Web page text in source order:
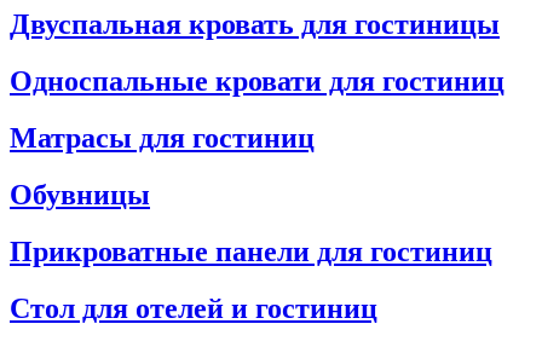
Двуспальная кровать для гостиницы
Односпальные кровати для гостиниц
Матрасы для гостиниц
Обувницы
Прикроватные панели для гостиниц
Стол для отелей и гостиниц